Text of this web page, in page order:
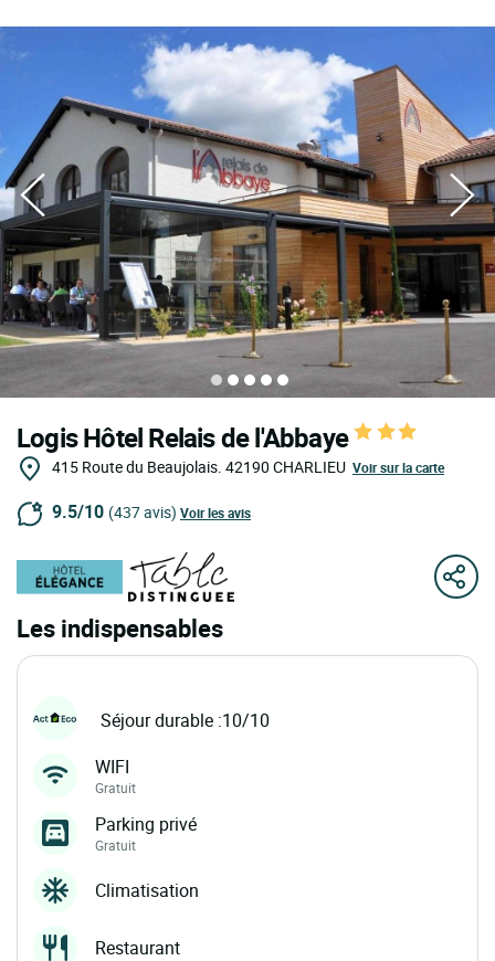
Logis Hôtel Relais de l'Abbaye
415 Route du Beaujolais. 42190 CHARLIEU Voir sur la carte
9.5/10 (437 avis) Voir les avis
Les indispensables
Séjour durable :10/10
WIFI
Gratuit
Parking privé
Gratuit
Climatisation
Restaurant